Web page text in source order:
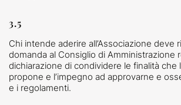
3.5
Chi intende aderire all’Associazione deve
domanda al Consiglio di Amministrazione
dichiarazione di condividere le finalità che
propone e l’impegno ad approvarne e
e i regolamenti.